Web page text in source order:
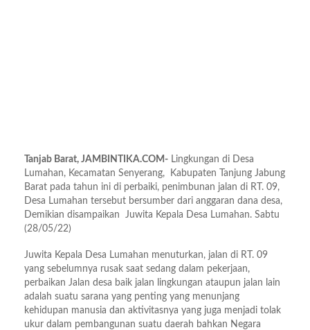
Tanjab Barat, JAMBINTIKA.COM- Lingkungan di Desa
Lumahan, Kecamatan Senyerang, Kabupaten Tanjung Jabung
Barat pada tahun ini di perbaiki, penimbunan jalan di RT. 09,
Desa Lumahan tersebut bersumber dari anggaran dana desa,
Demikian disampaikan Juwita Kepala Desa Lumahan. Sabtu
(28/05/22)
Juwita Kepala Desa Lumahan menuturkan, jalan di RT. 09
yang sebelumnya rusak saat sedang dalam pekerjaan,
perbaikan Jalan desa baik jalan lingkungan ataupun jalan lain
adalah suatu sarana yang penting yang menunjang
kehidupan manusia dan aktivitasnya yang juga menjadi tolak
ukur dalam pembangunan suatu daerah bahkan Negara